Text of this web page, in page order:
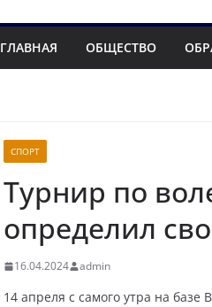
ГЛАВНАЯ ОБЩЕСТВО
СПОРТ
Турнир по
определил
16.04.2024 admin
14 апреля с самого утра на базе